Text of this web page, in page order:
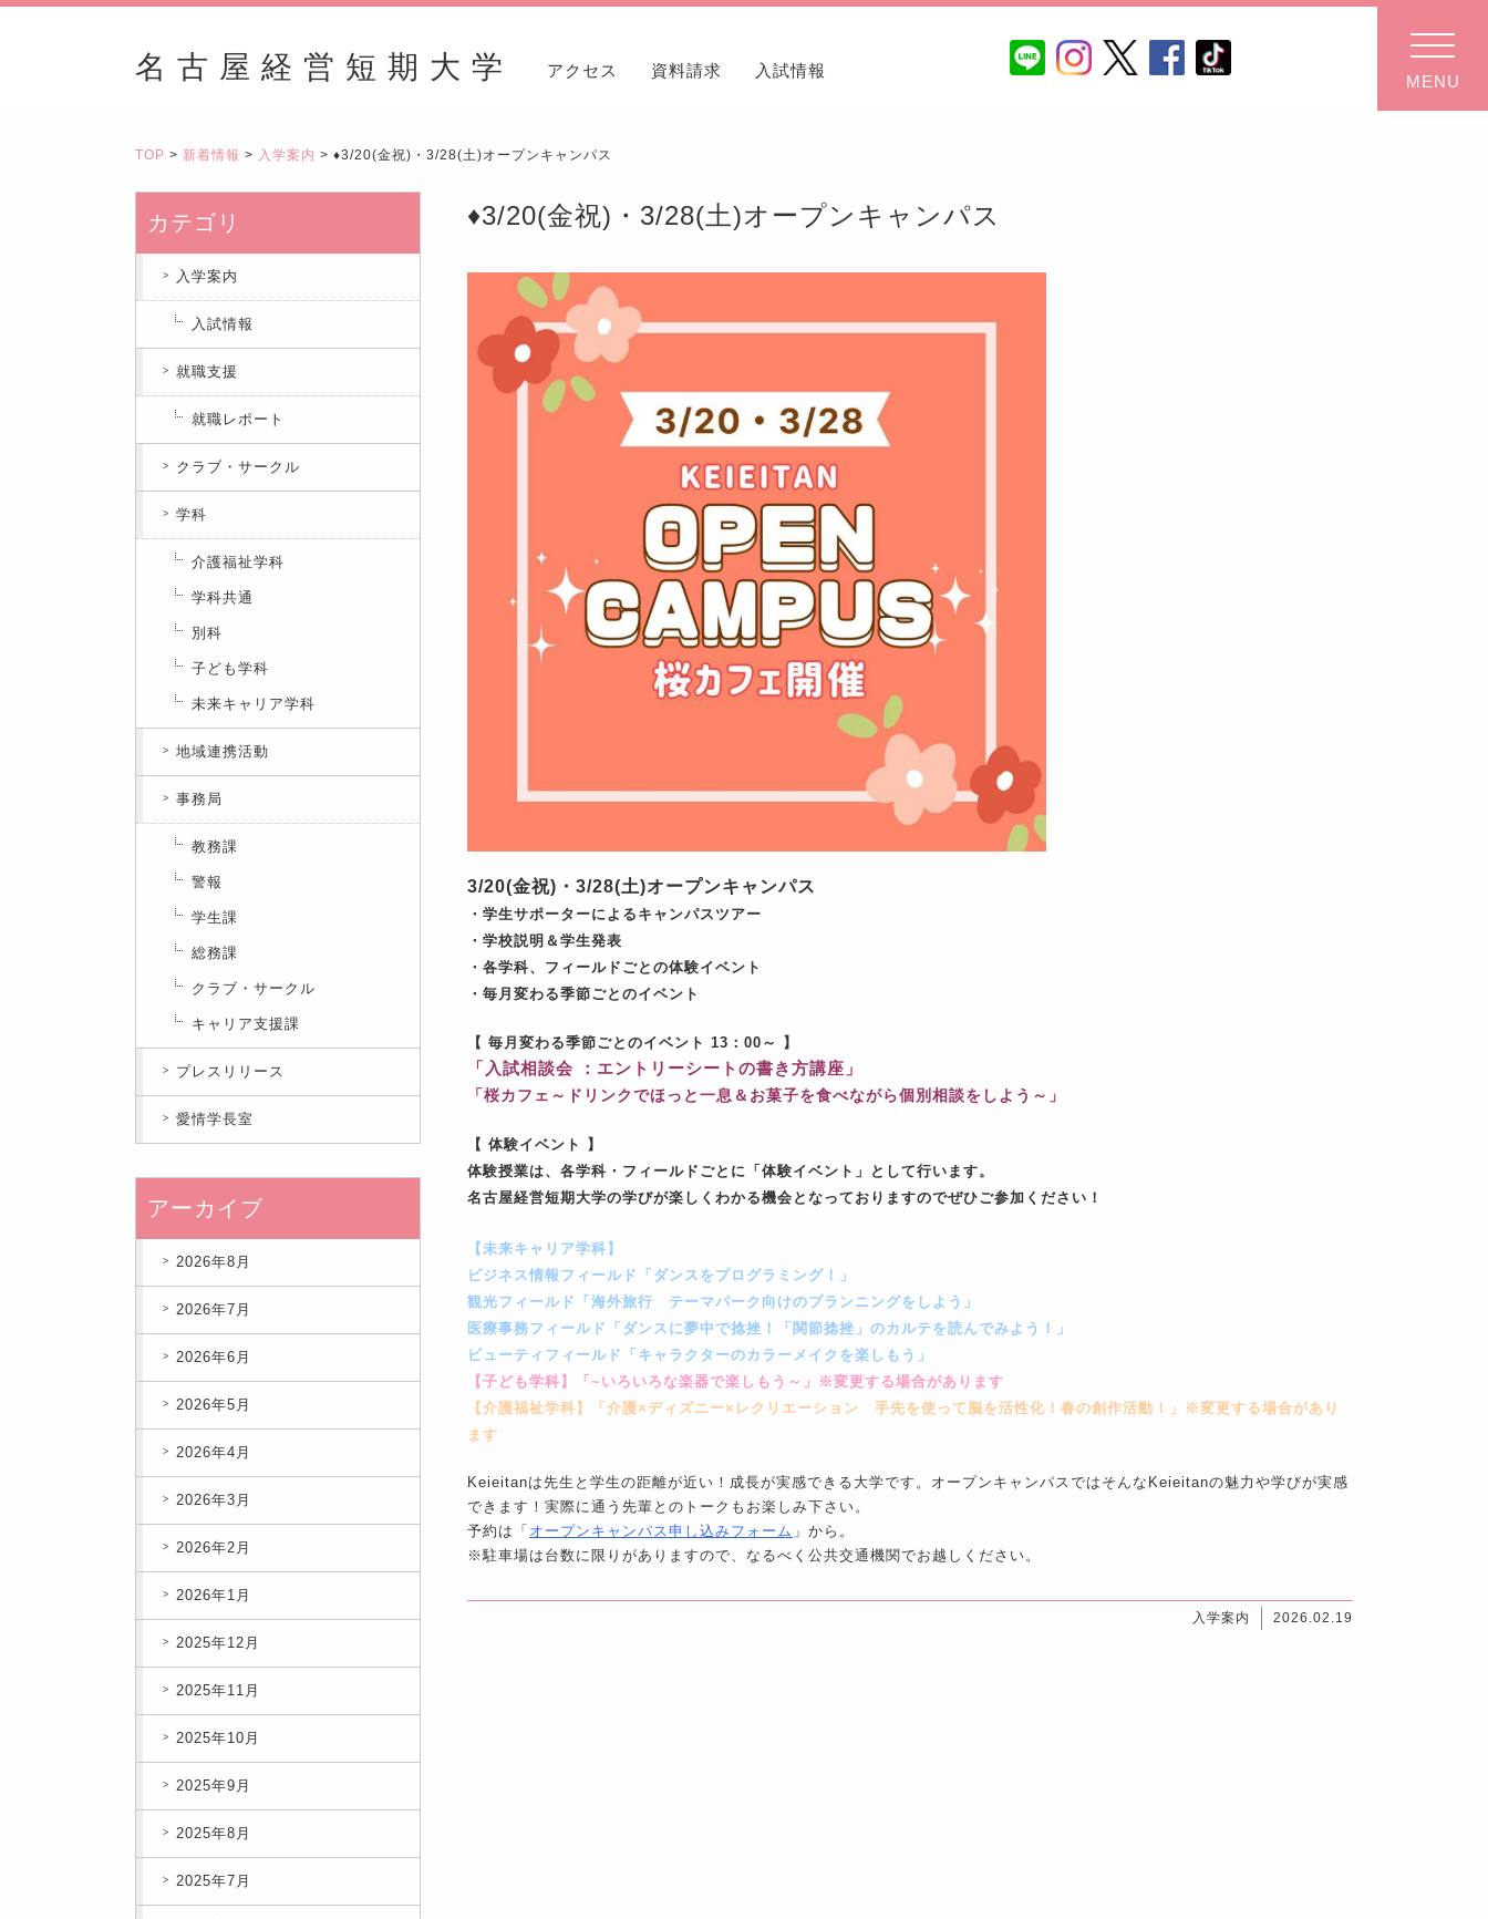
名古屋経営短期大学 アクセス 資料請求 入試情報
MENU
TOP > 新着情報 > 入学案内 > ♦3/20(金祝)・3/28(土)オープンキャンパス
♦3/20(金祝)・3/28(土)オープンキャンパス
3/20(金祝)・3/28(土)オープンキャンパス
・学生サポーターによるキャンパスツアー
・学校説明＆学生発表
・各学科、フィールドごとの体験イベント
・毎月変わる季節ごとのイベント
【 毎月変わる季節ごとのイベント 13：00～ 】
「入試相談会 ： エントリーシートの書き方講座 」
「桜カフェ～ドリンクでほっと一息＆お菓子を食べながら個別相談をしよう～」
【 体験イベント 】
体験授業は、各学科・フィールドごとに「体験イベント」として行います。
名古屋経営短期大学の学びが楽しくわかる機会となっておりますのでぜひご参加ください！
【未来キャリア学科】
ビジネス情報フィールド「ダンスをプログラミング！」
観光フィールド「海外旅行 テーマパーク向けのプランニングをしよう」
医療事務フィールド「ダンスに夢中で捻挫！「関節捻挫」のカルテを読んでみよう！」
ビューティフィールド「キャラクターのカラーメイクを楽しもう」
【子ども学科】「~いろいろな楽器で楽しもう～」※変更する場合があります
【介護福祉学科】「介護×ディズニー×レクリエーション 手先を使って脳を活性化！春の創作活動！」※変更する場合があり
ます
Keieitanは先生と学生の距離が近い！成長が実感できる大学です。オープンキャンパスではそんなKeieitanの魅力や学びが実感
できます！実際に通う先輩とのトークもお楽しみ下さい。
予約は「 オープンキャンパス申し込みフォーム 」から。
※駐車場は台数に限りがありますので、なるべく公共交通機関でお越しください。
入学案内 2026.02.19
カテゴリ
入学案内
入試情報
就職支援
就職レポート
クラブ・サークル
学科
介護福祉学科
学科共通
別科
子ども学科
未来キャリア学科
地域連携活動
事務局
教務課
警報
学生課
総務課
クラブ・サークル
キャリア支援課
プレスリリース
愛情学長室
アーカイブ
2026年8月
2026年7月
2026年6月
2026年5月
2026年4月
2026年3月
2026年2月
2026年1月
2025年12月
2025年11月
2025年10月
2025年9月
2025年8月
2025年7月